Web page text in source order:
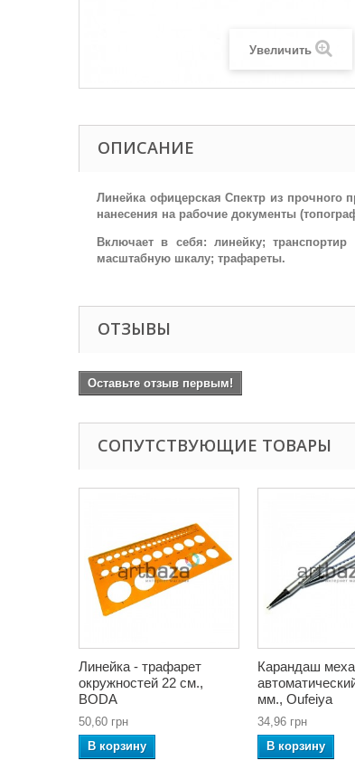
Увеличить
ОПИСАНИЕ
Линейка офицерская Спектр из прочного
нанесения на рабочие документы
Включает в себя: линейку;
масштабную шкалу; трафареты.
ОТЗЫВЫ
Оставьте отзыв первым!
СОПУТСТВУЮЩИЕ ТОВАРЫ
Линейка - трафарет
окружностей 22 см.,
BODA
50,60 грн
В корзину
Карандаш
мм., Oufeiya
34,96 грн
В корзину